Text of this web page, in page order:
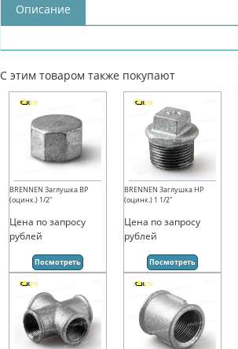
Описание
С этим товаром также покупают
BRENNEN Заглушка ВР
(оцинк.) 1/2"
Цена по запросу
рублей
Посмотреть
BRENNEN Заглушка НР
(оцинк.) 1 1/2"
Цена по запросу
рублей
Посмотреть